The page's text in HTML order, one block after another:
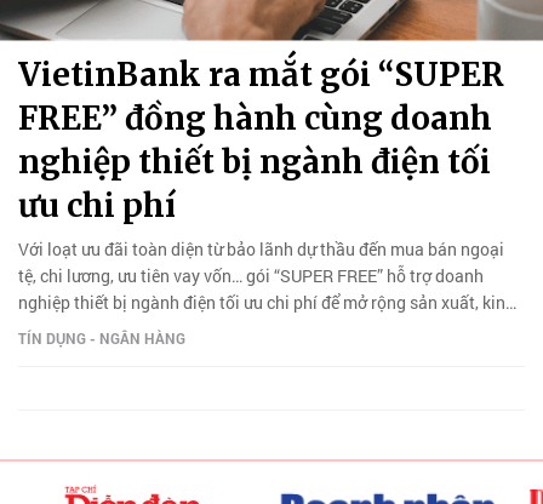
VietinBank ra mắt gói “SUPER
FREE” đồng hành cùng doanh
nghiệp thiết bị ngành điện tối
ưu chi phí
Với loạt ưu đãi toàn diện từ bảo lãnh dự thầu đến mua bán ngoại
tệ, chi lương, ưu tiên vay vốn… gói “SUPER FREE” hỗ trợ doanh
nghiệp thiết bị ngành điện tối ưu chi phí để mở rộng sản xuất, kinh
doanh.
TÍN DỤNG - NGÂN HÀNG